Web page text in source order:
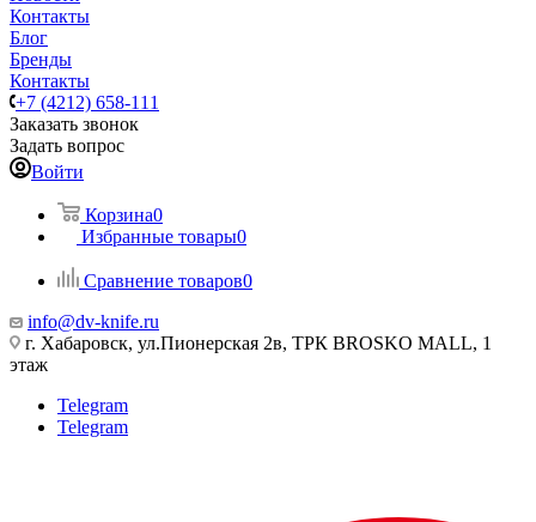
Контакты
Блог
Бренды
Контакты
+7 (4212) 658-111
Заказать звонок
Задать вопрос
Войти
Корзина0
Избранные товары0
Сравнение товаров0
info@dv-knife.ru
г. Хабаровск, ул.Пионерская 2в, ТРК BROSKO MALL, 1
этаж
Telegram
Telegram